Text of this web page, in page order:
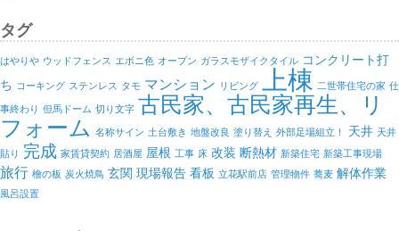
タグ
はやりや ウッドフェンス エボニ色 オープン ガラスモザイクタイル コンクリート打
ち コーキング ステンレス タモ マンション リビング 上棟 二世帯住宅の家 仕
事終わり 但馬ドーム 切り文字 古民家、古民家再生、リ
フォーム 名称サイン 土台敷き 地盤改良 塗り替え 外部足場組立！ 天井 天井
貼り 完成 家賃貸契約 居酒屋 屋根 工事 床 改装 断熱材 新築住宅 新築工事現場
旅行 檜の板 炭火焼鳥 玄関 現場報告 看板 立花駅前店 管理物件 蕎麦 解体作業
風呂設置